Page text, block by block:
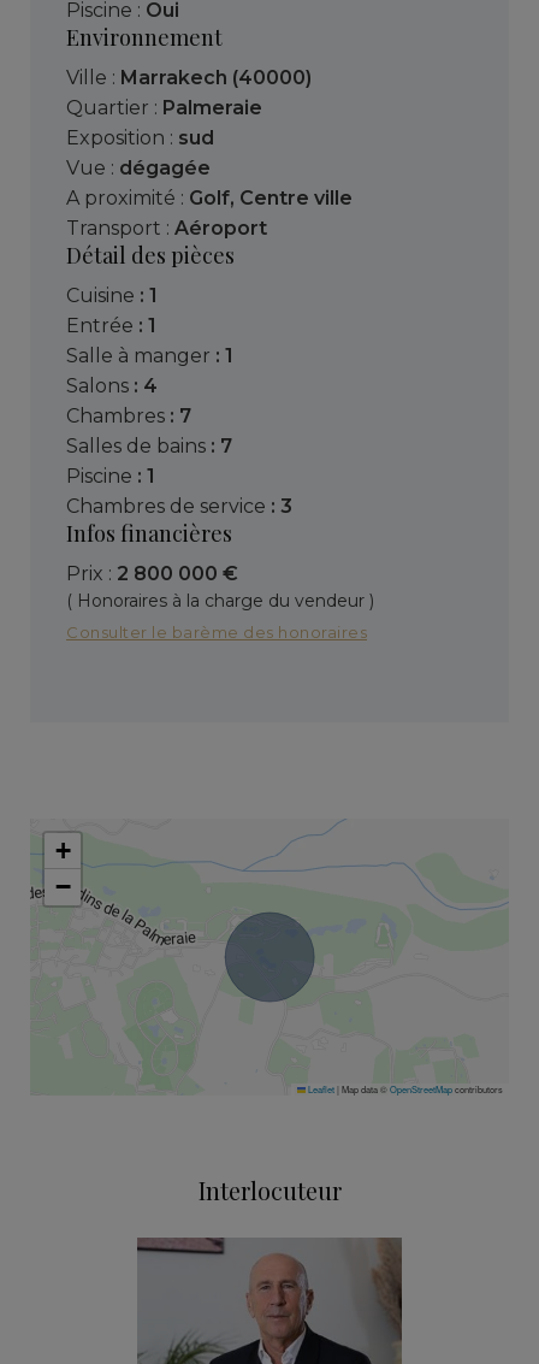
Piscine : Oui
Environnement
Ville : Marrakech (40000)
Quartier : Palmeraie
Exposition : sud
Vue : dégagée
A proximité : Golf, Centre ville
Transport : Aéroport
Détail des pièces
cuisine : 1
entrée : 1
salle à manger : 1
salons : 4
chambres : 7
salles de bains : 7
piscine : 1
chambres de service : 3
Infos financières
Prix : 2 800 000 €
( Honoraires à la charge du vendeur )
Consulter le barème des honoraires
+
−
Leaflet| Map data ©OpenStreetMapcontributors
Interlocuteur